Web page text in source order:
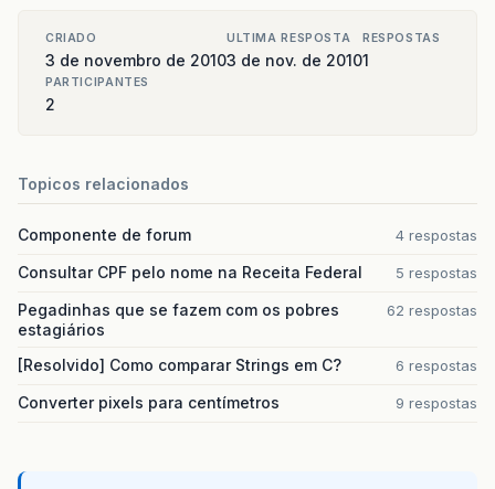
CRIADO
3 de novembro de 2010
ULTIMA RESPOSTA
3 de nov. de 2010
RESPOSTAS
1
PARTICIPANTES
2
Topicos relacionados
Componente de forum 4 respostas
Consultar CPF pelo nome na Receita Federal 5 respostas
Pegadinhas que se fazem com os pobres
estagiários
62 respostas
[Resolvido] Como comparar Strings em C? 6 respostas
Converter pixels para centímetros 9 respostas